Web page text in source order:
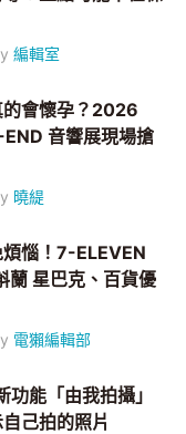
編輯室
的會懷孕？2026
音響展現場搶
曉緹
惱！7-ELEVEN
蘭 星巴克、百貨優
電獺編輯部
功能「由我拍攝」
己拍的照片